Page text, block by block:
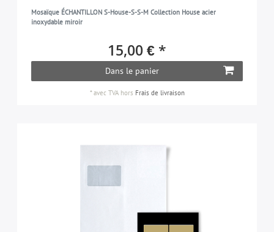
Mosaïque ÉCHANTILLON S-House-S-S-M Collection House acier
inoxydable miroir
15,00 € *
Dans le panier
*avec TVAhors Frais de livraison